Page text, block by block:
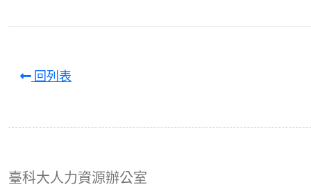
回列表
臺科大人力資源辦公室